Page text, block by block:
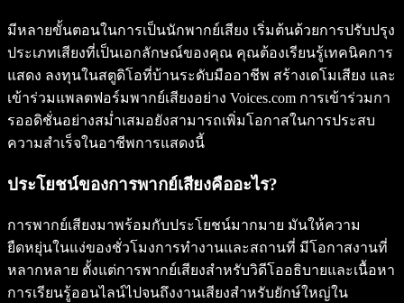
มีหลายขั้นตอนในการเป็นนักพากย์เสียง เริ่มต้นด้วยการปรับปรุง
ประเภทเสียงที่เป็นเอกลักษณ์ของคุณ คุณต้องเรียนรู้เทคนิคการ
แสดง ลงทุนในสตูดิโอที่บ้านระดับมืออาชีพ สร้างเดโมเสียง และ
เข้าร่วมแพลตฟอร์มพากย์เสียงอย่าง Voices.com การเข้าร่วมกา
รออดิชั่นอย่างสม่ำเสมอยังสามารถเพิ่มโอกาสในการประสบ
ความสำเร็จในอาชีพการแสดงนี้
ประโยชน์ของการพากย์เสียงคืออะไร?
การพากย์เสียงมาพร้อมกับประโยชน์มากมาย มันให้ความ
ยืดหยุ่นในแง่ของชั่วโมงการทำงานและสถานที่ มีโอกาสงานที่
หลากหลาย ตั้งแต่การพากย์เสียงสำหรับวิดีโออธิบายและเนื้อหา
การเรียนรู้ออนไลน์ไปจนถึงงานเสียงสำหรับยักษ์ใหญ่ใน